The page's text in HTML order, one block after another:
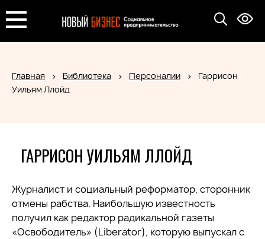
Главная Библиотека Персоналии
Гаррисон
Уильям Ллойд
ГАРРИСОН УИЛЬЯМ ЛЛОЙД
Журналист и социальный реформатор, сторонник
отмены рабства. Наибольшую известность
получил как редактор радикальной газеты
«Освободитель» (Liberator), которую выпускал с